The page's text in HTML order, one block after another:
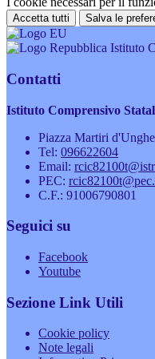
Accetta tutti Salva le
Istituto
Contatti
Istituto Comprensivo
Piazza Martiri
Tel: 096622604
Email:
PEC:
C.F.: 91006790801
Seguici su
Facebook
Youtube
Sezione Link Utili
Cookie policy
Note legali